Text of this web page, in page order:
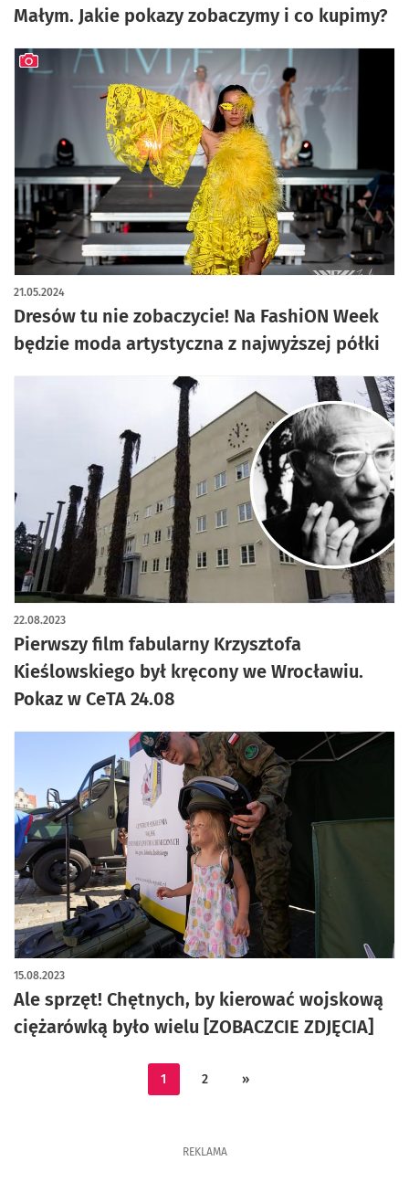
Małym. Jakie pokazy zobaczymy i co kupimy?
Dresów tu nie zobaczycie! Na FashiON Week
będzie moda artystyczna z najwyższej półki
21.05.2024
artykuł z galerią zdjęć
Pierwszy film fabularny Krzysztofa
Kieślowskiego był kręcony we Wrocławiu.
Pokaz w CeTA 24.08
22.08.2023
Ale sprzęt! Chętnych, by kierować wojskową
ciężarówką było wielu [ZOBACZCIE ZDJĘCIA]
15.08.2023
1 2 »
REKLAMA